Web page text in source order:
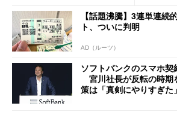
【話題沸騰】3連単連続
ト、ついに判明
AD（ルーツ）
ソフトバンクのスマホ契
宮川社長が反転の時
策は「真剣にやりすぎた」